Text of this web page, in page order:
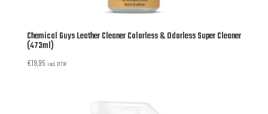
Chemical Guys Leather Cleaner Colorless & Odorless Super Cleaner
(473ml)
€19,95 incl. BTW